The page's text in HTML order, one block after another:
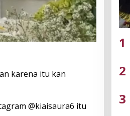
karena itu kan
@kiaisaura6 itu
1
2
3